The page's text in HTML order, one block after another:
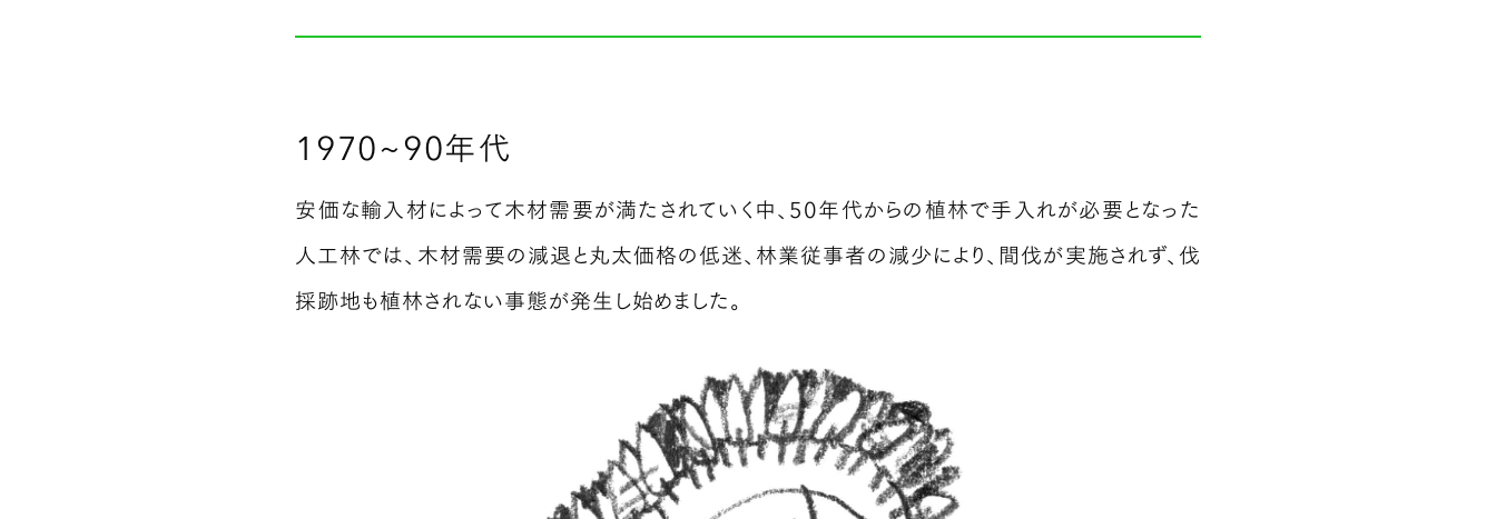
1970~90年代
安価な輸入材によって木材需要が満たされていく中、50年代からの植林で手入れが必要となった
人工林では、木材需要の減退と丸太価格の低迷、林業従事者の減少により、間伐が実施されず、伐
採跡地も植林されない事態が発生し始めました。